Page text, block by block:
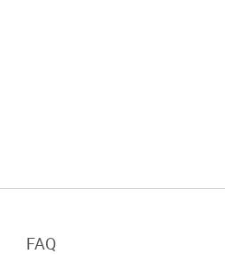
FAQ